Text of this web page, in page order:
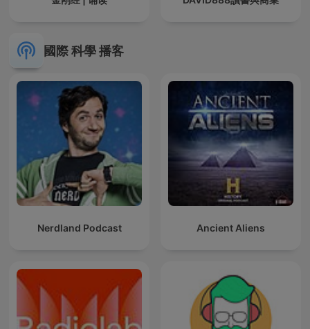
國際 科學 播客
Nerdland Podcast Ancient Aliens